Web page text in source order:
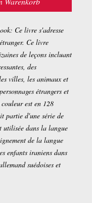
Ce livre s'adresse
Ce livre
de leçons incluant
des
villes, les animaux et
étrangers et
est en 128
partie d'une série de
utilisée dans la langue
de la langue
enfants iraniens dans
suédoises et